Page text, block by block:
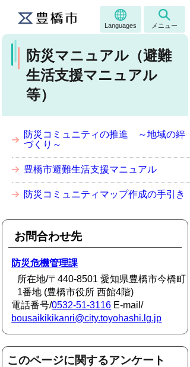
Languages メニュー
防災マニュアル（避難
生活支援マニュアル
等）
防災コミュニティの推進 ～地域の絆
づくり～
豊橋市避難生活支援マニュアル
防災コミュニティマップ作成の手引き
お問合わせ先
防災危機管理課
所在地/〒440-8501 愛知県豊橋市今橋町
1番地 (豊橋市役所 西館4階)
電話番号/0532-51-3116 E-mail/
bousaikikikanri@city.toyohashi.lg.jp
このページに関するアンケート